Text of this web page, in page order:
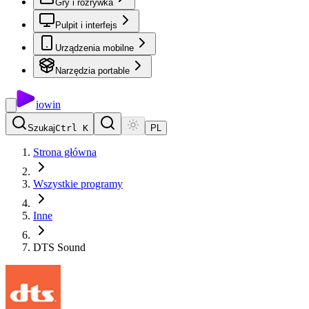
Gry i rozrywka
Pulpit i interfejs
Urządzenia mobilne
Narzędzia portable
iowin
SzukajCtrl K PL
Strona główna
Wszystkie programy
Inne
DTS Sound